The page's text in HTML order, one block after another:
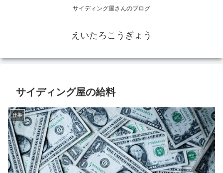
サイディング屋さんのブログ
えいたろこうぎょう
サイディング屋の給料
仕事